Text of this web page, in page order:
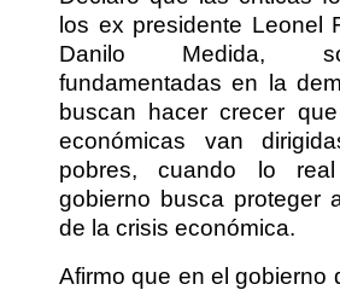
los ex presidente Leonel
Danilo Medida,
fundamentadas en la
buscan hacer crecer
económicas van
pobres, cuando lo
gobierno busca proteger
de la crisis económica.
Afirmo que en el gobierno